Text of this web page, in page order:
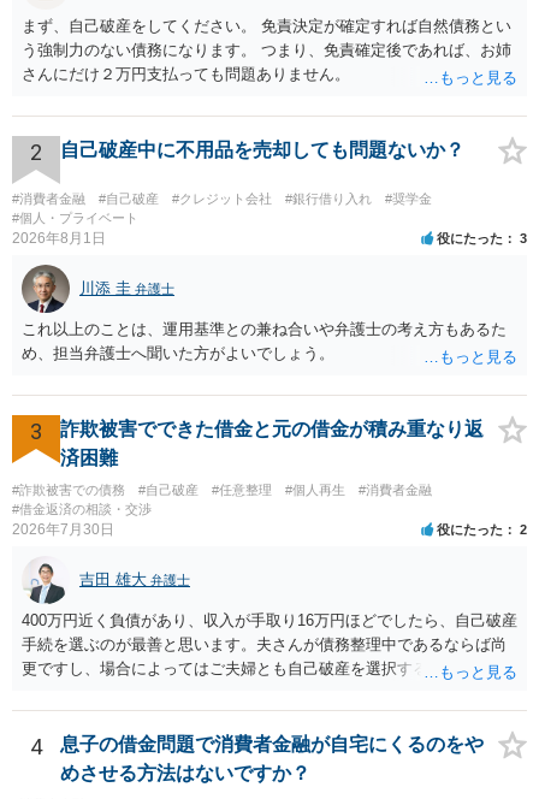
まず、自己破産をしてください。 免責決定が確定すれば自然債務とい
う強制力のない債務になります。 つまり、免責確定後であれば、お姉
さんにだけ２万円支払っても問題ありません。
2 自己破産中に不用品を売却しても問題ないか？
#消費者金融 #自己破産 #クレジット会社 #銀行借り入れ
#奨学金
#個人・プライベート
2026年8月1日 役にたった 3
川添 圭 弁護士
これ以上のことは、運用基準との兼ね合いや弁護士の考え方もあるた
め、担当弁護士へ聞いた方がよいでしょう。
3
詐欺被害でできた借金と元の借金が積み重なり返
済困難
#詐欺被害での債務 #自己破産 #任意整理 #個人再生
#消費者金融
#借金返済の相談・交渉
2026年7月30日 役にたった 2
吉田 雄大 弁護士
400万円近く負債があり、収入が手取り16万円ほどでしたら、自己破産
手続を選ぶのが最善と思います。夫さんが債務整理中であるならば尚
更ですし、場合によってはご夫婦とも自己破産を選択する方法もある
4
息子の借金問題で消費者金融が自宅にくるのをや
めさせる方法はないですか？